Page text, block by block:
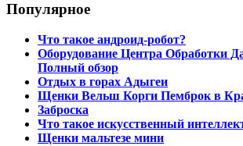
Популярное
Что такое андроид-робот?
Оборудование Центра Обработки
Полный обзор
Отдых в горах Адыгеи
Щенки Вельш Корги Пемброк в
Заброска
Что такое искусственный
Щенки мальтезе мини